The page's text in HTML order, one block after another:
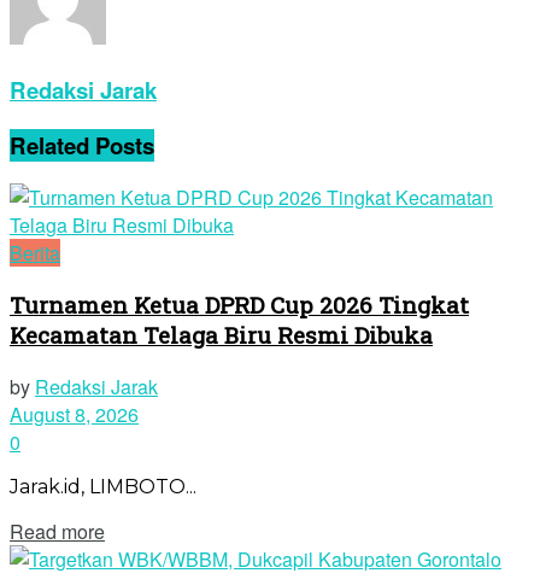
Redaksi Jarak
Related Posts
Berita
Turnamen Ketua DPRD Cup 2026 Tingkat
Kecamatan Telaga Biru Resmi Dibuka
by Redaksi Jarak
August 8, 2026
0
Jarak.id, LIMBOTO...
Read more